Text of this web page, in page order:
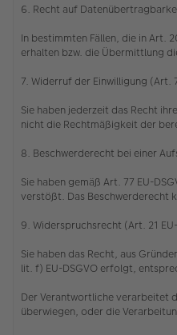
6. Recht auf
In bestimmten Fällen, die in Art.
erhalten bzw. die Übermittlung
7. Widerruf der Einwilligung (Art.
Sie haben jederzeit das Recht
nicht die Rechtmäßigkeit der
8. Beschwerderecht bei einer
Sie haben gemäß Art. 77 EU-
verstößt. Das Beschwerderecht
9. Widerspruchsrecht (Art. 21
Sie haben das Recht, aus
lit. f) EU-DSGVO erfolgt,
Der Verantwortliche verarbeitet
überwiegen, oder die